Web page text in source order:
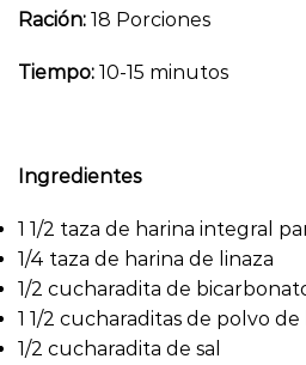
Ración: 18 Porciones
Tiempo: 10-15 minutos
Ingredientes
1 1/2 taza de harina integral
1/4 taza de harina de linaza
1/2 cucharadita de
1 1/2 cucharaditas de polvo
1/2 cucharadita de sal